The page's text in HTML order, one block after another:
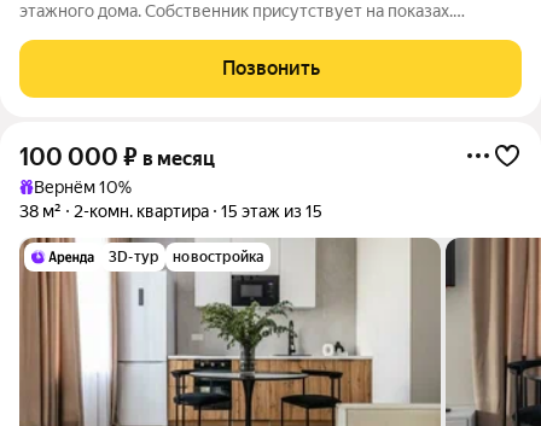
этажного дома. Собственник присутствует на показах.
оплачиваются отдельно. По условиям проживания: без детей,
без питомцев. Срок
Позвонить
100 000 ₽ в месяц
Вернём 10%
38 м²
2-комн. квартира 15 этаж из 15
3D-тур новостройка